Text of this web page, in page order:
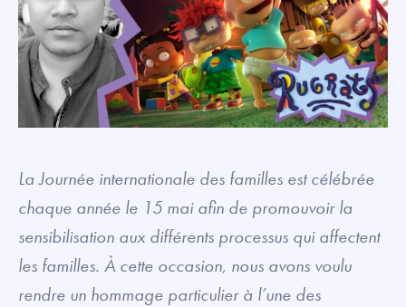
La Journée internationale des familles est célébrée
chaque année le 15 mai afin de promouvoir la
sensibilisation aux différents processus qui affectent
les familles. À cette occasion, nous avons voulu
rendre un hommage particulier à l’une des